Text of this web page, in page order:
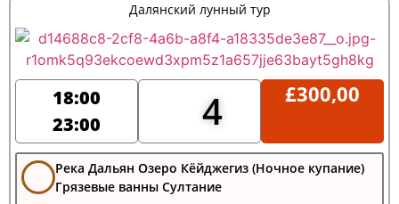
Далянский лунный тур
18:00
23:00
4 £300,00
Река Дальян Озеро Кёйджегиз (Ночное купание)
Грязевые ванны Султание